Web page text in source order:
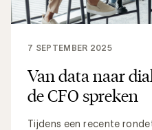
Van data naar
de CFO spreken
Tijdens een recente
7 SEPTEMBER 2025